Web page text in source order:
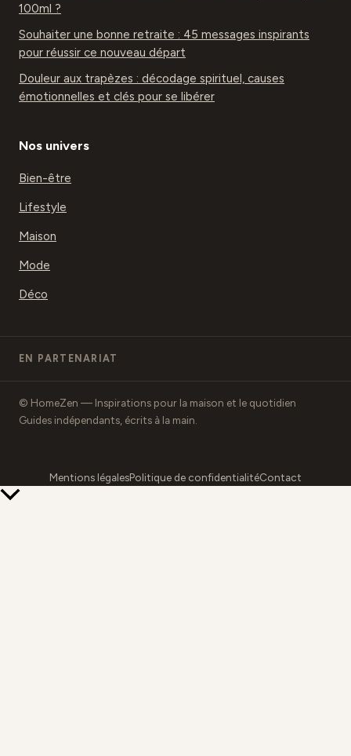
100ml ?
Souhaiter une bonne retraite : 45 messages inspirants
pour réussir ce nouveau départ
Douleur aux trapèzes : décodage spirituel, causes
émotionnelles et clés pour se libérer
Nos univers
Bien-être
Lifestyle
Maison
Mode
Déco
EN PARTENARIAT
© HomeZen — Inspirations pour la maison et le quotidien
Guides indépendants, écrits à la main.
Mentions légalesPolitique de confidentialitéContact
Retour